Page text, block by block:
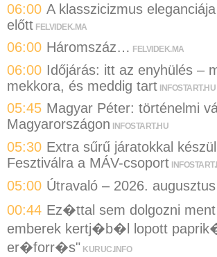
06:00 A klasszicizmus
előtt FELVIDEK.MA
06:00 Háromszáz… FELVIDEK.MA
06:00 Időjárás: itt az enyhülés –
mekkora, és meddig tart INFOSTART.HU
05:45 Magyar Péter: történelmi
Magyarországon
INFOSTART.HU
05:30 Extra sűrű járatokkal
Fesztiválra a MÁV-csoport
05:00 Útravaló – 2026.
00:44 Ez�ttal sem dolgozni
emberek kertj�b�l lopott
er�forr�s" KURUC.INFO